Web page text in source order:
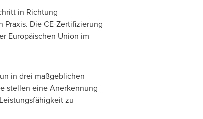
in Richtung
Die CE-Zertifizierung
Europäischen Union im
in drei maßgeblichen
stellen eine Anerkennung
zu